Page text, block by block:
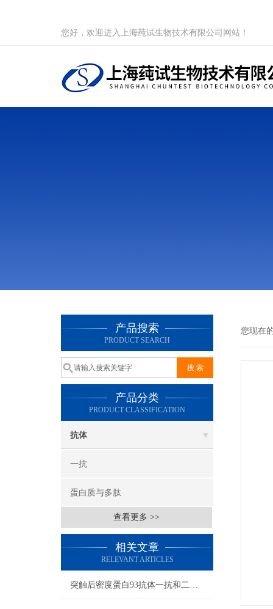
您好，欢迎进入上海莼试生物技术有限公司网站！
产品搜索
PRODUCT SEARCH
产品分类
PRODUCT CLASSIFICATION
抗体
一抗
蛋白质与多肽
查看更多 >>
相关文章
RELEVANT ARTICLES
突触后密度蛋白93抗体一抗和二抗的区别
您现在